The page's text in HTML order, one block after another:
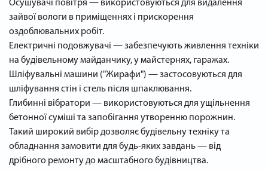
Осушувачі повітря — використовуються для видалення
зайвої вологи в приміщеннях і прискорення
оздоблювальних робіт.
Електричні подовжувачі — забезпечують живлення техніки
на будівельному майданчику, у майстернях, гаражах.
Шліфувальні машини ("Жирафи") — застосовуються для
шліфування стін і стель після шпаклювання.
Глибинні вібратори — використовуються для ущільнення
бетонної суміші та запобігання утворенню порожнин.
Такий широкий вибір дозволяє будівельну техніку та
обладнання замовити для будь-яких завдань — від
дрібного ремонту до масштабного будівництва.